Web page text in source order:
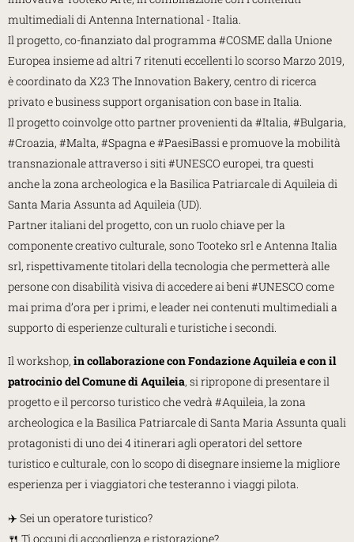
multimediali di Antenna International - Italia.
Il progetto, co-finanziato dal programma #COSME dalla Unione
Europea insieme ad altri 7 ritenuti eccellenti lo scorso Marzo 2019,
è coordinato da X23 The Innovation Bakery, centro di ricerca
privato e business support organisation con base in Italia.
Il progetto coinvolge otto partner provenienti da #Italia, #Bulgaria,
#Croazia, #Malta, #Spagna e #PaesiBassi e promuove la mobilità
transnazionale attraverso i siti #UNESCO europei, tra questi
anche la zona archeologica e la Basilica Patriarcale di Aquileia di
Santa Maria Assunta ad Aquileia (UD).
Partner italiani del progetto, con un ruolo chiave per la
componente creativo culturale, sono Tooteko srl e Antenna Italia
srl, rispettivamente titolari della tecnologia che permetterà alle
persone con disabilità visiva di accedere ai beni #UNESCO come
mai prima d’ora per i primi, e leader nei contenuti multimediali a
supporto di esperienze culturali e turistiche i secondi.
Il workshop, in collaborazione con Fondazione Aquileia e con il
patrocinio del Comune di Aquileia, si ripropone di presentare il
progetto e il percorso turistico che vedrà #Aquileia, la zona
archeologica e la Basilica Patriarcale di Santa Maria Assunta quali
protagonisti di uno dei 4 itinerari agli operatori del settore
turistico e culturale, con lo scopo di disegnare insieme la migliore
esperienza per i viaggiatori che testeranno i viaggi pilota.
✈️ Sei un operatore turistico?
🍴 Ti occupi di accoglienza e ristorazione?